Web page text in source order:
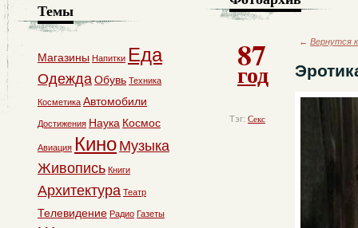
87
год
Тэг: Секс
← Вернутся
Темы
Магазины Напитки Еда
ОдеждаОбувь Техника
Косметика Автомобили
Достижения Наука Космос
Авиация Кино Музыка
Живопись Книги
Архитектура Театр
Телевидение Радио Газеты